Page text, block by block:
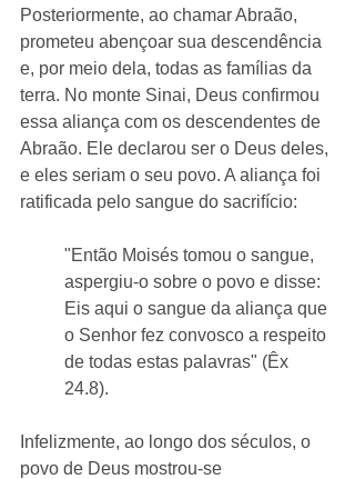
Posteriormente, ao chamar Abraão,
prometeu abençoar sua descendência
e, por meio dela, todas as famílias da
terra. No monte Sinai, Deus confirmou
essa aliança com os descendentes de
Abraão. Ele declarou ser o Deus deles,
e eles seriam o seu povo. A aliança foi
ratificada pelo sangue do sacrifício:
"Então Moisés tomou o sangue,
aspergiu-o sobre o povo e disse:
Eis aqui o sangue da aliança que
o Senhor fez convosco a respeito
de todas estas palavras" (Êx
24.8).
Infelizmente, ao longo dos séculos, o
povo de Deus mostrou-se